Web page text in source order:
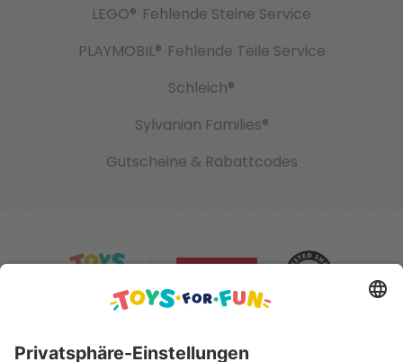
LEGO® Fehlende Steine Service
PLAYMOBIL® Fehlende Teile Service
Schleich®
Sylvanian Families®
Gutscheine & Rabattcodes
Sicher bezahlen mit: